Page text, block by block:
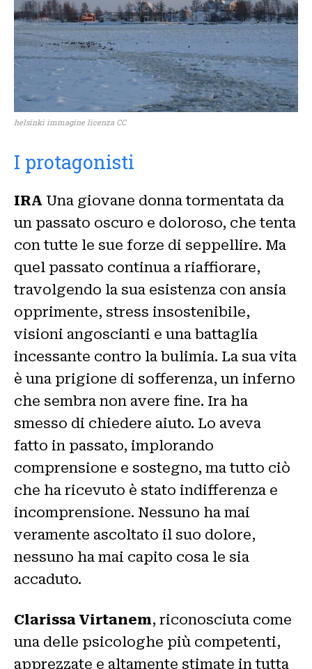
helsinki immagine licenza CC
I protagonisti
IRA Una giovane donna tormentata da
un passato oscuro e doloroso, che tenta
con tutte le sue forze di seppellire. Ma
quel passato continua a riaffiorare,
travolgendo la sua esistenza con ansia
opprimente, stress insostenibile,
visioni angoscianti e una battaglia
incessante contro la bulimia. La sua vita
è una prigione di sofferenza, un inferno
che sembra non avere fine. Ira ha
smesso di chiedere aiuto. Lo aveva
fatto in passato, implorando
comprensione e sostegno, ma tutto ciò
che ha ricevuto è stato indifferenza e
incomprensione. Nessuno ha mai
veramente ascoltato il suo dolore,
nessuno ha mai capito cosa le sia
accaduto.
Clarissa Virtanem, riconosciuta come
una delle psicologhe più competenti,
apprezzate e altamente stimate in tutta